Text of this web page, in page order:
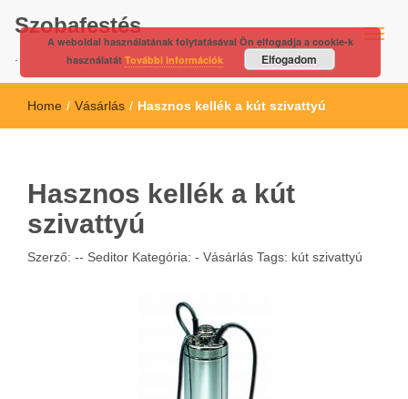
Szobafestés
Home / Vásárlás / Hasznos kellék a kút szivattyú
Hasznos kellék a kút
szivattyú
Szerző: -- Seditor Kategória: - Vásárlás Tags: kút szivattyú
A weboldal használatának folytatásával Ön elfogadja a cookie-k
használatát További információk Elfogadom